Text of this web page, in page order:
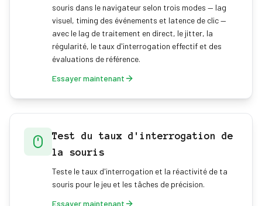
souris dans le navigateur selon trois modes — lag
visuel, timing des événements et latence de clic —
avec le lag de traitement en direct, le jitter, la
régularité, le taux d'interrogation effectif et des
évaluations de référence.
Essayer maintenant
Test du taux d'interrogation de
la souris
Teste le taux d'interrogation et la réactivité de ta
souris pour le jeu et les tâches de précision.
Essayer maintenant